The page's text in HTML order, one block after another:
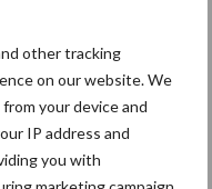
other tracking
on our website. We
your device and
IP address and
you with
coöpera
tieve
partners
twee jaar geleden